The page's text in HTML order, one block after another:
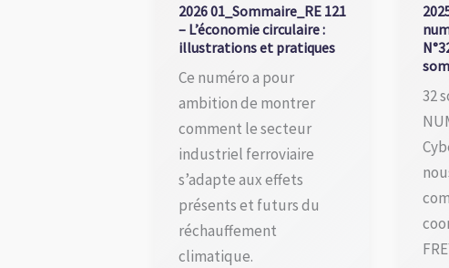
2026 01_Sommaire_RE 121
– L’économie circulaire :
illustrations et pratiques
Ce numéro a pour
ambition de montrer
comment le secteur
industriel ferroviaire
s’adapte aux effets
présents et futurs du
réchauffement
climatique.
32